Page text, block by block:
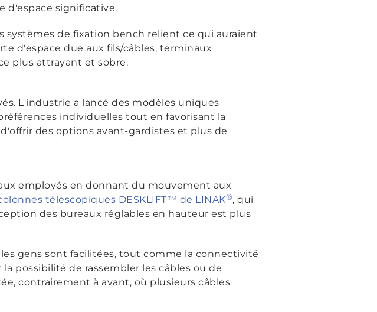
d'espace significative.
systèmes de fixation bench relient ce qui auraient
d'espace due aux fils/câbles, terminaux
plus attrayant et sobre.
L'industrie a lancé des modèles uniques
individuelles tout en favorisant la
des options avant-gardistes et plus de
employés en donnant du mouvement aux
télescopiques DESKLIFT™ de LINAK®, qui
des bureaux réglables en hauteur est plus
gens sont facilitées, tout comme la connectivité
possibilité de rassembler les câbles ou de
contrairement à avant, où plusieurs câbles